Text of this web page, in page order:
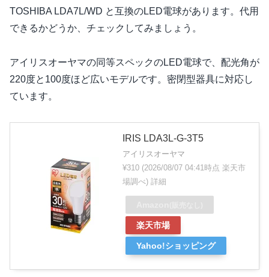
TOSHIBA LDA7L/WD と互換のLED電球があります。代用
できるかどうか、チェックしてみましょう。
アイリスオーヤマの同等スペックのLED電球で、配光角が
220度と100度ほど広いモデルです。密閉型器具に対応し
ています。
IRIS LDA3L-G-3T5
アイリスオーヤマ
¥310 (2026/08/07 04:41時点 楽天市
場調べ) 詳細
楽天市場
Yahoo!ショッピング